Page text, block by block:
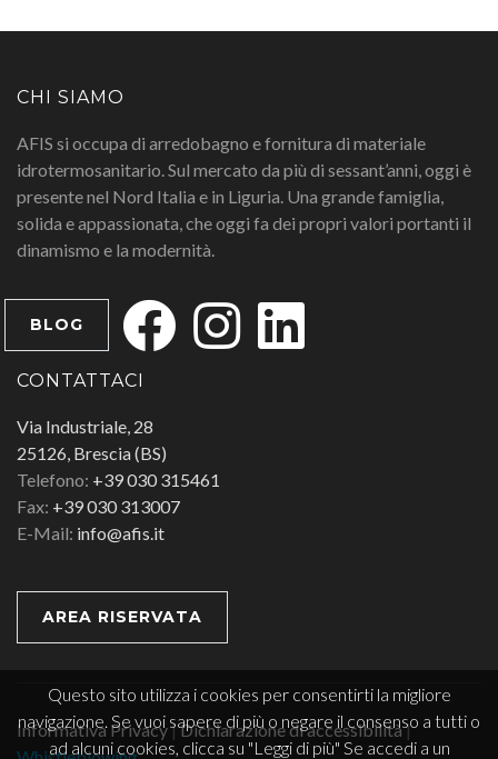
CHI SIAMO
AFIS si occupa di arredobagno e fornitura di materiale
idrotermosanitario. Sul mercato da più di sessant’anni, oggi è
presente nel Nord Italia e in Liguria. Una grande famiglia,
solida e appassionata, che oggi fa dei propri valori portanti il
dinamismo e la modernità.
BLOG
CONTATTACI
Via Industriale, 28
25126, Brescia (BS)
Telefono: +39 030 315461
Fax: +39 030 313007
E-Mail: info@afis.it
AREA RISERVATA
Informativa Privacy|Dichiarazione di accessibilità|
Questo sito utilizza i cookies per consentirti la migliore
navigazione. Se vuoi sapere di più o negare il consenso a tutti o
ad alcuni cookies, clicca su "Leggi di più" Se accedi a un